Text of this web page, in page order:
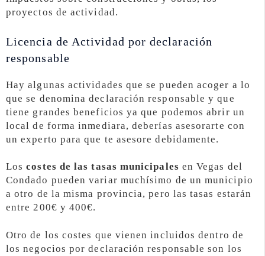
proyectos de actividad.
Licencia de Actividad por declaración
responsable
Hay algunas actividades que se pueden acoger a lo
que se denomina declaración responsable y que
tiene grandes beneficios ya que podemos abrir un
local de forma inmediara, deberías asesorarte con
un experto para que te asesore debidamente.
Loscostes de las tasas municipales en Vegas del
Condado pueden variar muchísimo de un municipio
a otro de la misma provincia, pero las tasas estarán
entre 200€ y 400€.
Otro de los costes que vienen incluidos dentro de
los negocios por declaración responsable son los